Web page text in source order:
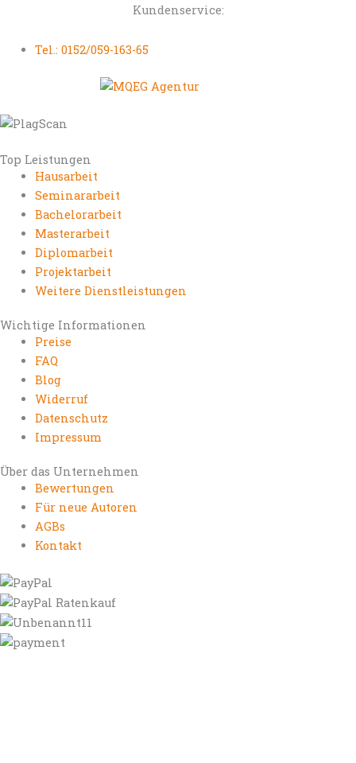
Kundenservice:
Tel.: 0152/059-163-65
Top Leistungen
Hausarbeit
Seminararbeit
Bachelorarbeit
Masterarbeit
Diplomarbeit
Projektarbeit
Weitere Dienstleistungen
Wichtige Informationen
Preise
FAQ
Blog
Widerruf
Datenschutz
Impressum
Über das Unternehmen
Bewertungen
Für neue Autoren
AGBs
Kontakt